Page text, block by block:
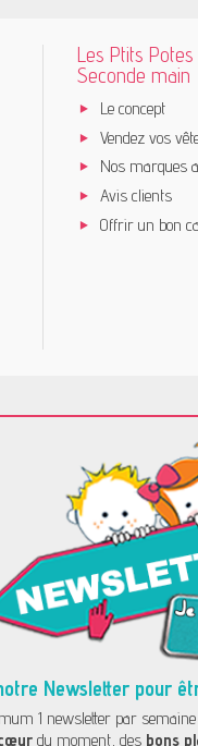
Les Ptits
Seconde main
Le concept
Vendez vos
Nos marques
Avis clients
Offrir un bon
Newsletter pour
1 newsletter par
du moment, des bons